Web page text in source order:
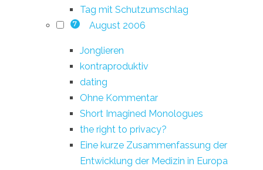
Tag mit Schutzumschlag
7 August 2006
Jonglieren
kontraproduktiv
dating
Ohne Kommentar
Short Imagined Monologues
the right to privacy?
Eine kurze Zusammenfassung der
Entwicklung der Medizin in Europa